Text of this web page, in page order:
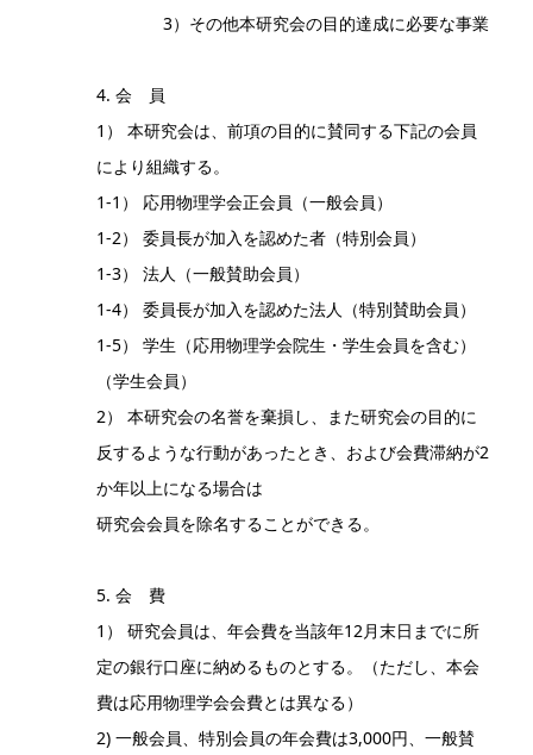
3）その他本研究会の目的達成に必要な事業
4. 会 員
1） 本研究会は、前項の目的に賛同する下記の会員
により組織する。
1-1） 応用物理学会正会員（一般会員）
1-2） 委員長が加入を認めた者（特別会員）
1-3） 法人（一般賛助会員）
1-4） 委員長が加入を認めた法人（特別賛助会員）
1-5） 学生（応用物理学会院生・学生会員を含む）
（学生会員）
2） 本研究会の名誉を棄損し、また研究会の目的に
反するような行動があったとき、および会費滞納が2
か年以上になる場合は
研究会会員を除名することができる。
5. 会 費
1） 研究会員は、年会費を当該年12月末日までに所
定の銀行口座に納めるものとする。（ただし、本会
費は応用物理学会会費とは異なる）
2) 一般会員、特別会員の年会費は3,000円、一般賛